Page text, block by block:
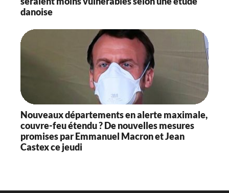
danoise
Nouveaux départements en alerte maximale,
couvre-feu étendu ? De nouvelles mesures
promises par Emmanuel Macron et Jean
Castex ce jeudi